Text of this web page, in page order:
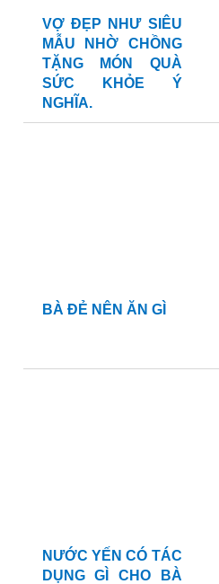
VỢ ĐẸP NHƯ SIÊU
MẪU NHỜ CHỒNG
TẶNG MÓN QUÀ
SỨC KHỎE Ý
NGHĨA.
BÀ ĐẺ NÊN ĂN GÌ
NƯỚC YẾN CÓ TÁC
DỤNG GÌ CHO BÀ